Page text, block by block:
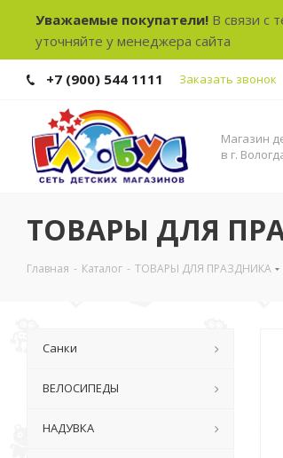
Уважаемые покупатели! В связи с
уточняйте у менеджера сайта
+7 (900) 544 1111 Заказать звонок
Магазин
в г.
ТОВАРЫ ДЛЯ
Главная - Каталог - ТОВАРЫ ДЛЯ ПРАЗДНИКА
Санки
ВЕЛОСИПЕДЫ
НАДУВКА